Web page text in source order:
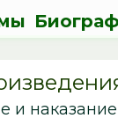
и наказание